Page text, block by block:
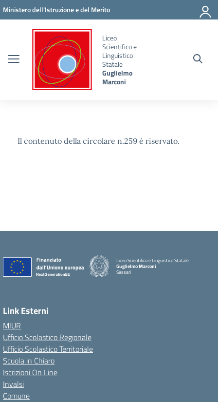
Vai ai contenuti
Vai al menu di navigazione
Vai al footer
Ministero dell'Istruzione e del Merito
Liceo
Scientifico e
Linguistico
Statale
Guglielmo
Marconi
Il contenuto della circolare n.259 è riservato.
Liceo Scientifico e Linguistico Statale
Guglielmo Marconi
Sassari
Link Esterni
MIUR
Ufficio Scolastico Regionale
Ufficio Scolastico Territoriale
Scuola in Chiaro
Iscrizioni On Line
Invalsi
Comune